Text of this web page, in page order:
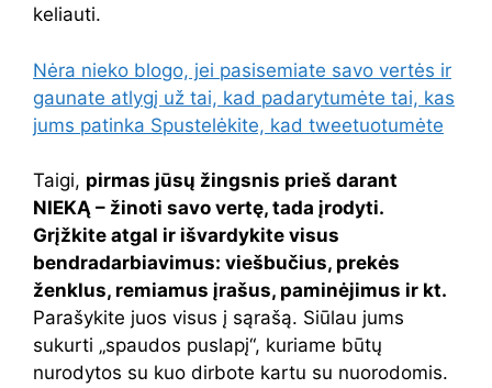
keliauti.
Nėra nieko blogo, jei pasisemiate savo vertės ir
gaunate atlygį už tai, kad padarytumėte tai, kas
jums patinka Spustelėkite, kad tweetuotumėte
Taigi, pirmas jūsų žingsnis prieš darant
NIEKĄ – žinoti savo vertę, tada įrodyti.
Grįžkite atgal ir išvardykite visus
bendradarbiavimus: viešbučius, prekės
ženklus, remiamus įrašus, paminėjimus ir kt.
Parašykite juos visus į sąrašą. Siūlau jums
sukurti „spaudos puslapį“, kuriame būtų
nurodytos su kuo dirbote kartu su nuorodomis.